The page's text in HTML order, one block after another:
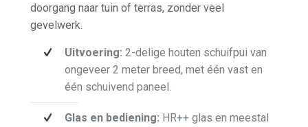
doorgang naar tuin of terras, zonder veel
gevelwerk.
Uitvoering: 2-delige houten schuifpui van
ongeveer 2 meter breed, met één vast en
één schuivend paneel.
Glas en bediening: HR++ glas en meestal